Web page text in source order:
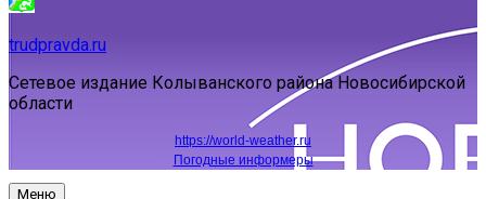
trudpravda.ru
Сетевое издание Колыванского района Новосибирской
области
https://world-weather.ru
Погодные информеры
Меню